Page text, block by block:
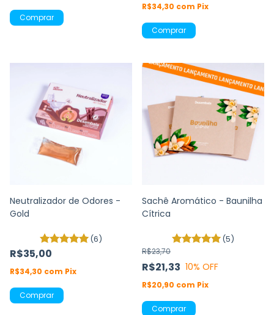
Comprar
R$34,30 com Pix
Comprar
Neutralizador de Odores -
Gold
(6)
R$35,00
R$34,30 com Pix
Comprar
Sachê Aromático - Baunilha
Cítrica
(5)
R$21,33
R$23,70
10% OFF
R$20,90 com Pix
Comprar